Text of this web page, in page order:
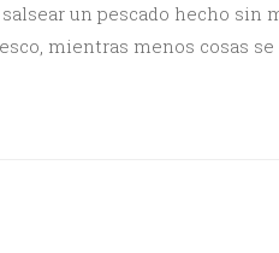
un pescado hecho sin
mientras menos cosas